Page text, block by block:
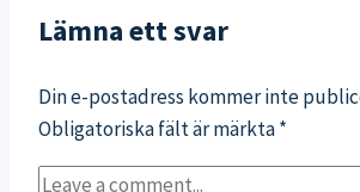
träningspass
redskap
Lämna ett svar
Din e-postadress kommer inte
Obligatoriska fält är märkta*